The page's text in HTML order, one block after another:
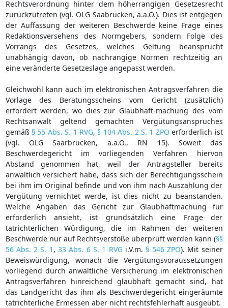
Rechtsverordnung hinter dem höherrangigen Gesetzesrecht
zurückzutreten (vgl. OLG Saabrücken, a.a.O.). Dies ist entgegen
der Auffassung der weiteren Beschwerde keine Frage eines
Redaktionsversehens des Normgebers, sondern Folge des
Vorrangs des Gesetzes, welches Geltung beansprucht
unabhängig davon, ob nachrangige Normen rechtzeitig an
eine veränderte Gesetzeslage angepasst werden.
Gleichwohl kann auch im elektronischen Antragsverfahren die
Vorlage des Beratungsscheins vom Gericht (zusätzlich)
erfordert werden, wo dies zur Glaubhaft-machung des vom
Rechtsanwalt geltend gemachten Vergütungsanspruches
gemäß § 55 Abs. S. 1 RVG, § 104 Abs. 2 S. 1 ZPO erforderlich ist
(vgl. OLG Saarbrücken, a.a.O., RN 15). Soweit das
Beschwerdegericht im vorliegenden Verfahren hiervon
Abstand genommen hat, weil der Antragsteller bereits
anwaltlich versichert habe, dass sich der Berechtigungsschein
bei ihm im Original befinde und von ihm nach Auszahlung der
Vergütung vernichtet werde, ist dies nicht zu beanstanden.
Welche Angaben das Gericht zur Glaubhaftmachung für
erforderlich ansieht, ist grundsätzlich eine Frage der
tatrichterlichen Würdigung, die im Rahmen der weiteren
Beschwerde nur auf Rechtsverstöße überprüft werden kann (§§
56 Abs. 2 S. 1 ,33 Abs. 6 S. 1 RVGi.V.m. § 546 ZPO). Mit seiner
Beweiswürdigung, wonach die Vergütungsvoraussetzungen
vorliegend durch anwaltliche Versicherung im elektronischen
Antragsverfahren hinreichend glaubhaft gemacht sind, hat
das Landgericht das ihm als Beschwerdegericht eingeräumte
tatrichterliche Ermessen aber nicht rechtsfehlerhaft ausgeübt.